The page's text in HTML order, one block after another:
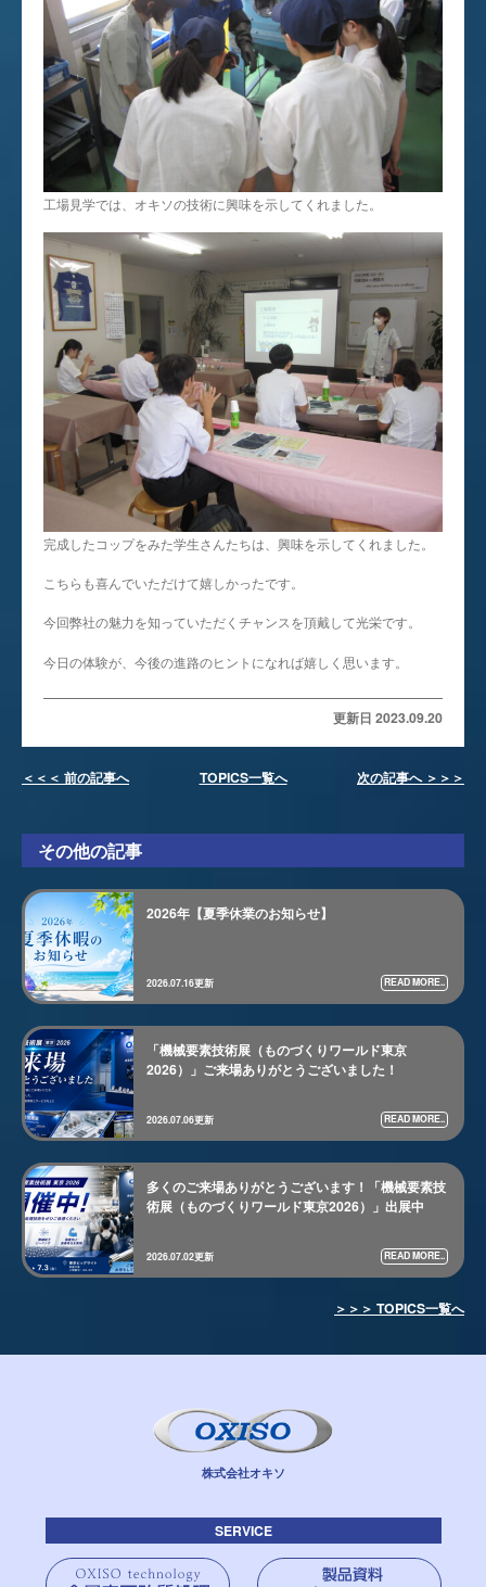
工場見学では、オキソの技術に興味を示してくれました。
完成したコップをみた学生さんたちは、興味を示してくれました。
こちらも喜んでいただけて嬉しかったです。
今回弊社の魅力を知っていただくチャンスを頂戴して光栄です。
今日の体験が、今後の進路のヒントになれば嬉しく思います。
更新日 2023.09.20
＜＜＜ 前の記事へ TOPICS一覧へ 次の記事へ ＞＞＞
その他の記事
2026年【夏季休業のお知らせ】
2026.07.16更新 READ MORE..
「機械要素技術展（ものづくりワールド東京
2026）」ご来場ありがとうございました！
2026.07.06更新 READ MORE..
多くのご来場ありがとうございます！「機械要素技
術展（ものづくりワールド東京2026）」出展中
2026.07.02更新 READ MORE..
＞＞＞ TOPICS一覧へ
株式会社オキソ
SERVICE